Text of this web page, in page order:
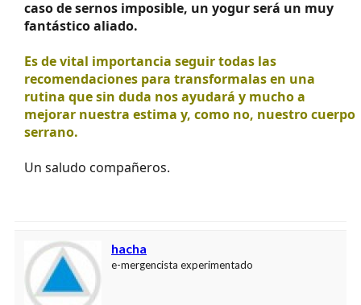
caso de sernos imposible, un yogur será un muy
fantástico aliado.
Es de vital importancia seguir todas las
recomendaciones para transformalas en una
rutina que sin duda nos ayudará y mucho a
mejorar nuestra estima y, como no, nuestro cuerpo
serrano.
Un saludo compañeros.
hacha
e-mergencista experimentado